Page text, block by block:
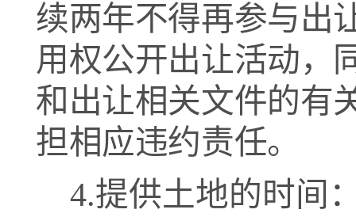
续两年不得再参与出
用权公开出让活动，
和出让相关文件的有
担相应违约责任。
4.提供土地的时间